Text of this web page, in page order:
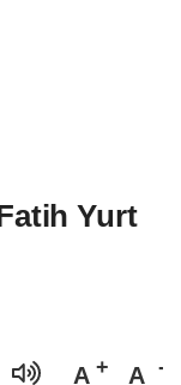
Yurt
A A